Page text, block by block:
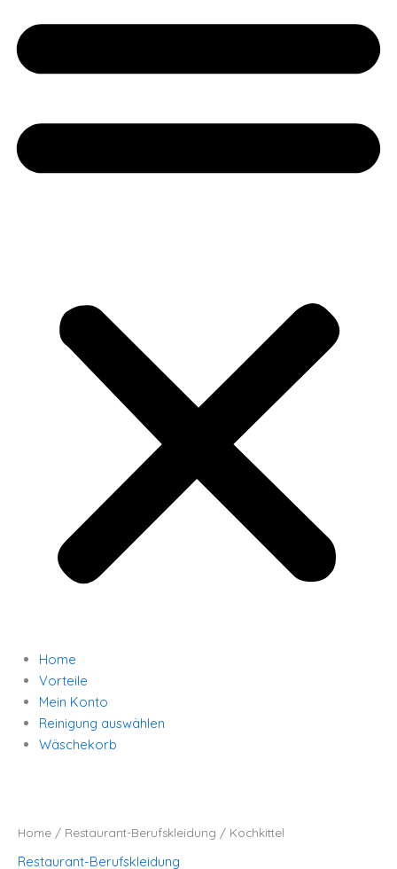
Home
Vorteile
Mein Konto
Reinigung auswählen
Wäschekorb
Home / Restaurant-Berufskleidung / Kochkittel
Restaurant-Berufskleidung